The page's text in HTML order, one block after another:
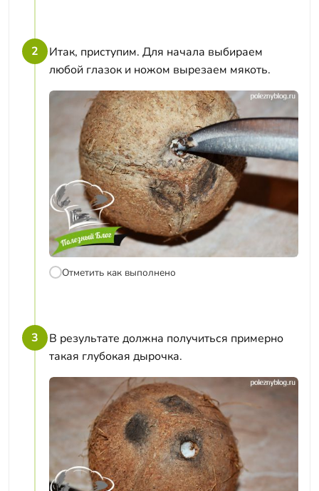
2
Итак, приступим. Для начала выбираем
любой глазок и ножом вырезаем мякоть.
Отметить как выполнено
3
В результате должна получиться примерно
такая глубокая дырочка.